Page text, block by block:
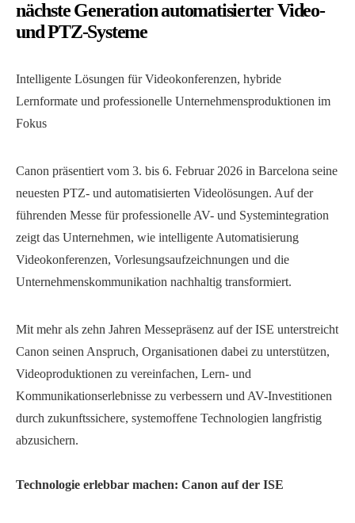
nächste Generation automatisierter Video-
und PTZ-Systeme
Intelligente Lösungen für Videokonferenzen, hybride
Lernformate und professionelle Unternehmensproduktionen im
Fokus
Canon präsentiert vom 3. bis 6. Februar 2026 in Barcelona seine
neuesten PTZ- und automatisierten Videolösungen. Auf der
führenden Messe für professionelle AV- und Systemintegration
zeigt das Unternehmen, wie intelligente Automatisierung
Videokonferenzen, Vorlesungsaufzeichnungen und die
Unternehmenskommunikation nachhaltig transformiert.
Mit mehr als zehn Jahren Messepräsenz auf der ISE unterstreicht
Canon seinen Anspruch, Organisationen dabei zu unterstützen,
Videoproduktionen zu vereinfachen, Lern- und
Kommunikationserlebnisse zu verbessern und AV-Investitionen
durch zukunftssichere, systemoffene Technologien langfristig
abzusichern.
Technologie erlebbar machen: Canon auf der ISE